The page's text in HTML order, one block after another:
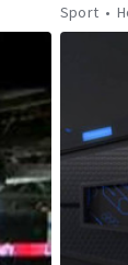
Sport